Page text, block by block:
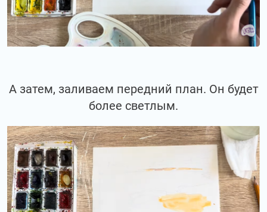
А затем, заливаем передний план. Он будет
более светлым.